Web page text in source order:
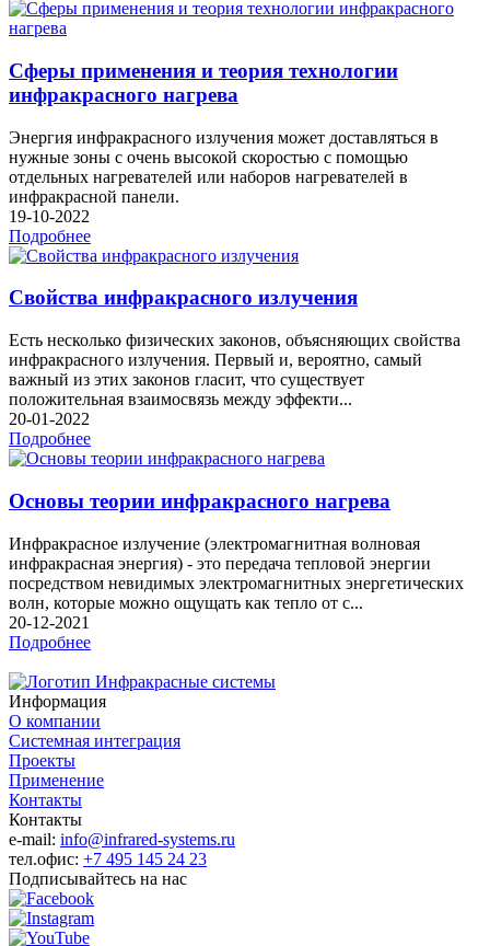
Сферы применения и теория технологии
инфракрасного нагрева
Энергия инфракрасного излучения может доставляться в
нужные зоны с очень высокой скоростью с помощью
отдельных нагревателей или наборов нагревателей в
инфракрасной панели.
19-10-2022
Подробнее
Свойства инфракрасного излучения
Есть несколько физических законов, объясняющих свойства
инфракрасного излучения. Первый и, вероятно, самый
важный из этих законов гласит, что существует
положительная взаимосвязь между эффекти...
20-01-2022
Подробнее
Основы теории инфракрасного нагрева
Инфракрасное излучение (электромагнитная волновая
инфракрасная энергия) - это передача тепловой энергии
посредством невидимых электромагнитных энергетических
волн, которые можно ощущать как тепло от с...
20-12-2021
Подробнее
Информация
О компании
Системная интеграция
Проекты
Применение
Контакты
Контакты
e-mail: info@infrared-systems.ru
тел.офис: +7 495 145 24 23
Подписывайтесь на нас